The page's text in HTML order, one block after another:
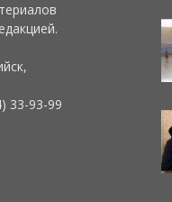
33-93-99